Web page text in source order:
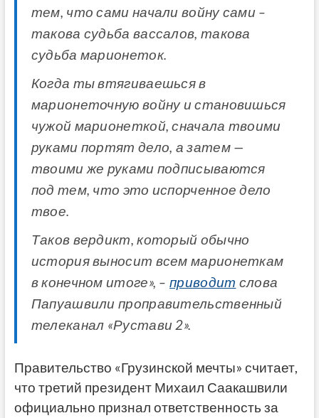
тем, что сами начали войну сами –
такова судьба вассалов, такова
судьба марионеток.
Когда ты втягиваешься в
марионеточную войну и становишься
чужой марионеткой, сначала твоими
руками портят дело, а затем —
твоими же руками подписываются
под тем, что это испорченное дело
твое.
Таков вердикт, который обычно
история выносит всем марионеткам
в конечном итоге», –приводит слова
Папуашвили проправительственный
телеканал «Рустави 2».
Правительство «Грузинской мечты» считает,
что третий президент Михаил Саакашвили
официально признал ответственность за